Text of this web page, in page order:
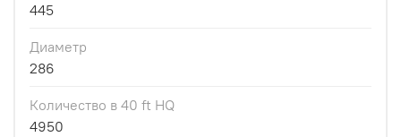
445
Диаметр
286
Количество в 40 ft HQ
4950